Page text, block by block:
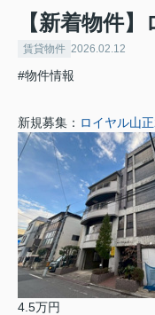
【新着物件
賃貸物件 2026.02.12
#物件情報
新規募集： ロイヤル山正
4.5万円